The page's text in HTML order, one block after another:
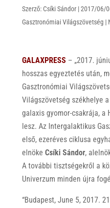
Szerző: Csíki Sándor|2017/06/
Gasztronómiai Világszövetség |
GALAXPRESS – „2017.
hosszas egyeztetés után,
Gasztronómiai
Világszövetség székhelye
galaxis gyomor-csakrája, a
lesz. Az Intergalaktikus
első, ezeréves ciklusa
elnöke Csíki Sándor,
A további tisztségekről a
Univerzum minden újra
“Budapest, June 5, 2017.